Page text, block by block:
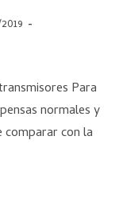
Para
normales y
comparar con la